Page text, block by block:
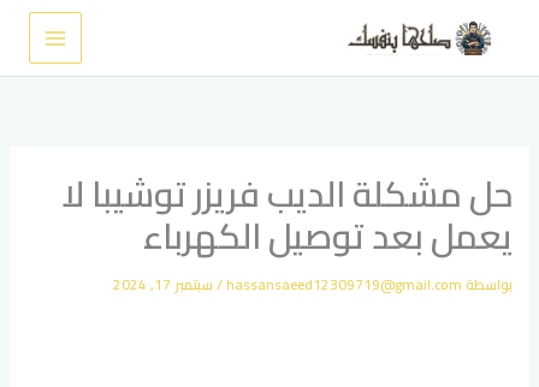
المحتوى
حل مشكلة الديب فريزر توشيبا لا
يعمل بعد توصيل الكهرباء
بواسطة hassansaeed12309719@gmail.com
/سبتمبر 17, 2024